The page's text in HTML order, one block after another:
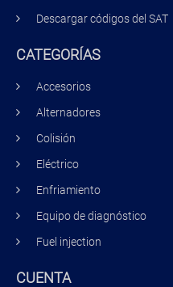
Descargar códigos del SAT
CATEGORÍAS
Accesorios
Alternadores
Colisión
Eléctrico
Enfriamiento
Equipo de diagnóstico
Fuel injection
CUENTA